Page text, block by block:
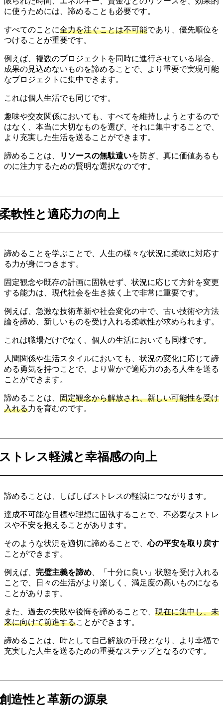
に使うためには、諦めることも必要です。
すべてのことに全力を注ぐことは不可能であり、優先順位を
つけることが重要です。
例えば、複数のプロジェクトを同時に進行させている場合、
成果の見込めないものを諦めることで、より重要で実現可能
なプロジェクトに集中できます。
これは個人生活でも同じです。
趣味や交友関係においても、すべてを維持しようとするので
はなく、本当に大切なものを選び、それに集中することで、
より充実した生活を送ることができます。
諦めることは、 リソースの無駄遣いを防ぎ、真に価値あるも
のに注力するための賢明な選択なのです。
軟性と適応力の向上
諦めることを学ぶことで、人生の様々な状況に柔軟に対応す
る力が身につきます。
固定観念や既存の計画に固執せず、状況に応じて方針を変更
する能力は、現代社会を生き抜く上で非常に重要です。
例えば、急激な技術革新や社会変化の中で、古い技術や方法
論を諦め、新しいものを受け入れる柔軟性が求められます。
これは職場だけでなく、個人の生活においても同様です。
人間関係や生活スタイルにおいても、状況の変化に応じて諦
める勇気を持つことで、より豊かで適応力のある人生を送る
ことができます。
諦めることは、 固定観念から解放され、新しい可能性を受け
入れる力を育むのです。
トレス軽減と幸福感の向上
諦めることは、しばしばストレスの軽減につながります。
達成不可能な目標や理想に固執することで、不必要なストレ
スや不安を抱えることがあります。
そのような状況を適切に諦めることで、心の平安を取り戻す
ことができます。
例えば、 完璧主義を諦め 、「十分に良い」状態を受け入れる
ことで、日々の生活がより楽しく、満足度の高いものになる
ことがあります。
また、過去の失敗や後悔を諦めることで、 現在に集中し、未
来に向けて前進することができます。
諦めることは、時として自己解放の手段となり、より幸福で
充実した人生を送るための重要なステップとなるのです。
造性と革新の源泉